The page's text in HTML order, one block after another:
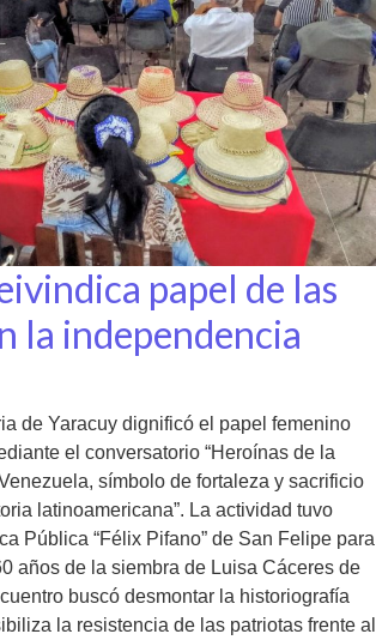
papel de las
la independencia
de Yaracuy dignificó el papel femenino
el conversatorio “Heroínas de la
símbolo de fortaleza y sacrificio
latinoamericana”. La actividad tuvo
Pública “Félix Pifano” de San Felipe para
años de la siembra de Luisa Cáceres de
buscó desmontar la historiografía
la resistencia de las patriotas frente al